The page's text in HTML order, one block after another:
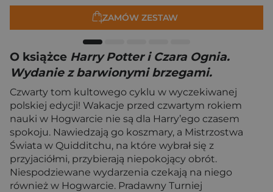
ZAMÓW ZESTAW
O książce Harry Potter i Czara Ognia.
Wydanie z barwionymi brzegami.
Czwarty tom kultowego cyklu w wyczekiwanej
polskiej edycji! Wakacje przed czwartym rokiem
nauki w Hogwarcie nie są dla Harry’ego czasem
spokoju. Nawiedzają go koszmary, a Mistrzostwa
Świata w Quidditchu, na które wybrał się z
przyjaciółmi, przybierają niepokojący obrót.
Niespodziewane wydarzenia czekają na niego
również w Hogwarcie. Pradawny Turniej